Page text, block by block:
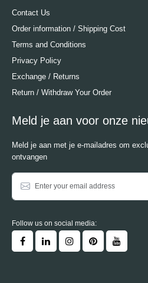
Contact Us
Order information / Shipping Cost
Terms and Conditions
Privacy Policy
Exchange / Returns
Return / Withdraw Your Order
Meld je aan voor onze
Meld je aan met je e-mailadres om
ontvangen
Follow us on social media: